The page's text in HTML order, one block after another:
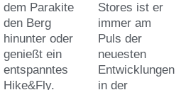
dem Parakite
den Berg
hinunter oder
genießt ein
entspanntes
Hike&Fly.
Stores ist er
immer am
Puls der
neuesten
Entwicklungen
in der